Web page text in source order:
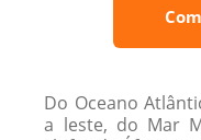
Do Oceano
a leste, do Mar